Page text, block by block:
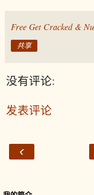
Free Get Cracked &
共享
没有评论:
发表评论
‹